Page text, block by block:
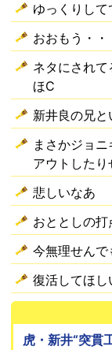
ゆっくりし
おおもう・・
ネタにされ
ほC
新井良の兄と
まさかジョ
アウトしたり
悲しいなあ
おととしの打
今無理せんで
復活してほし
虎・新井“突貫